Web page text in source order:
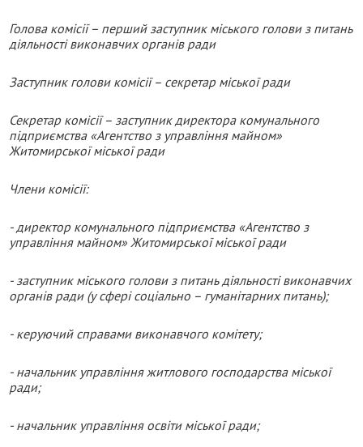
Голова комісії – перший заступник міського голови з питань
діяльності виконавчих органів ради
Заступник голови комісії – секретар міської ради
Секретар комісії – заступник директора комунального
підприємства «Агентство з управління майном»
Житомирської міської ради
Члени комісії:
- директор комунального підприємства «Агентство з
управління майном» Житомирської міської ради
- заступник міського голови з питань діяльності виконавчих
органів ради (у сфері соціально – гуманітарних питань);
- керуючий справами виконавчого комітету;
- начальник управління житлового господарства міської
ради;
- начальник управління освіти міської ради;